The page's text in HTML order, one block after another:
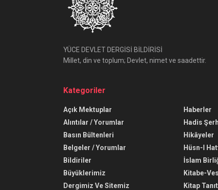
YÜCE DEVLET DERGİSİ BİLDİRİSİ
Millet, din ve toplum; Devlet, nimet ve saadettir.
Kategoriler
Açık Mektuplar
Alıntılar / Yorumlar
Basın Bültenleri
Belgeler / Yorumlar
Bildiriler
Büyüklerimiz
Dergimiz Ve Sitemiz
Haberler
Hadis
Hikâyeler
Hüsn-I
İslam
Kitabe-
Kitap